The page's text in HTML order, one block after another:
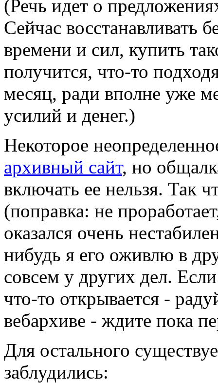
(Речь идет о
Сейчас восстанавливать
времени и сил, купить
получится, что-то
месяц, ради вполне уже
усилий и денег.)
Некоторое
архивный сайт, но
включать ее нельзя. Так
(поправка: не
оказался очень
нибудь я его оживлю в
совсем у других дел.
что-то открывается -
вебархиве - ждите пока
Для остального
заблудились: